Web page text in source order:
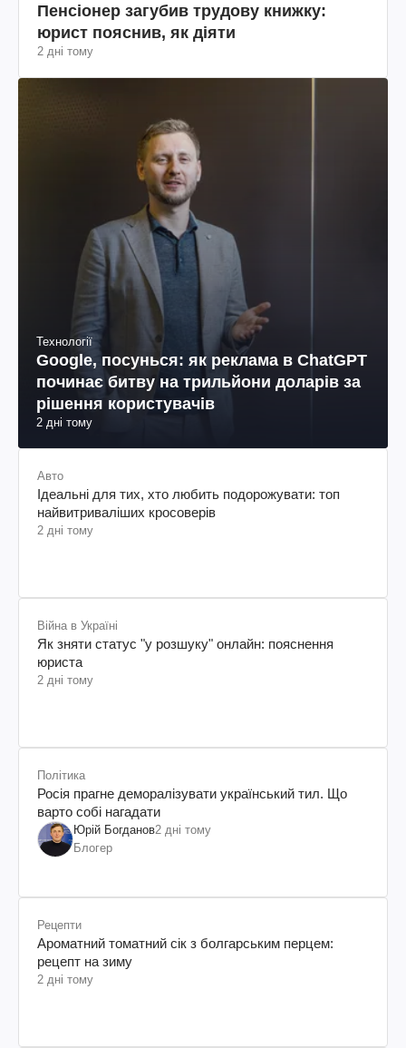
Пенсіонер загубив трудову книжку:
юрист пояснив, як діяти
2 дні тому
Технології
Google, посунься: як реклама в ChatGPT
починає битву на трильйони доларів за
рішення користувачів
2 дні тому
Авто
Ідеальні для тих, хто любить подорожувати: топ
найвитриваліших кросоверів
2 дні тому
Війна в Україні
Як зняти статус "у розшуку" онлайн: пояснення
юриста
2 дні тому
Політика
Росія прагне деморалізувати український тил. Що
варто собі нагадати
Юрій Богданов2 дні тому
Блогер
Рецепти
Ароматний томатний сік з болгарським перцем:
рецепт на зиму
2 дні тому